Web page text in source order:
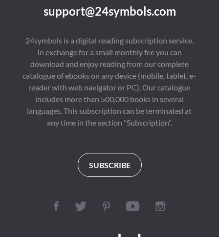
写力图恢复国家统一的
爱国热情，倾诉壮志难
责，也有不少吟咏祖国
河山的作品。
完的。讀不完的季羨
的修改和重要的補充，
使作品更加完美。
Author Biography：
蔡德貴，1945年7月
生，山東招遠人。
1970生3月本科畢業於
業，1982年研究生畢
業于山東大學中國哲學
專業，獲哲學碩士學
位。現為山東大學教
哈伊研究所所長，中國
孔子基金會《孔子研
究》主編，季羨林研究
所副所長。
著）、《阿拉伯哲學
史》、《秦漢齊學》
伯人的宗教和哲學》、
support@24symbols.com
24symbols is a digital reading subscription service.
In exchange for a small monthly fee you can
download and enjoy reading from our complete
catalogue of ebooks on any device (mobile, tablet, e-
reader with web navigator or PC). Our catalogue
includes more than 500,000 books in several
languages. This subscription can be terminated at
any time in the section "Subscription".
SUBSCRIBE